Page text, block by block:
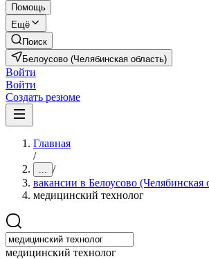
Помощь
Ещё
Поиск
Белоусово (Челябинская область)
Войти
Войти
Создать резюме
Главная
/
... /
вакансии в Белоусово (Челябинская
медицинский технолог
медицинский технолог